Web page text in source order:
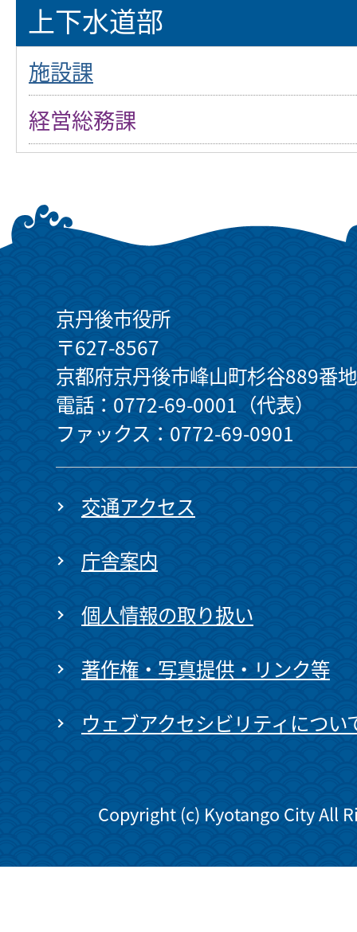
上下水道部
施設課
経営総務課
京丹後市役所
〒627-8567
京都府京丹後市峰山町杉谷889番地
電話：0772-69-0001（代表）
ファックス：0772-69-0901
交通アクセス
庁舎案内
個人情報の取り扱い
著作権・写真提供・リンク等
ウェブアクセシビリティについ
Copyright (c) Kyotango City All